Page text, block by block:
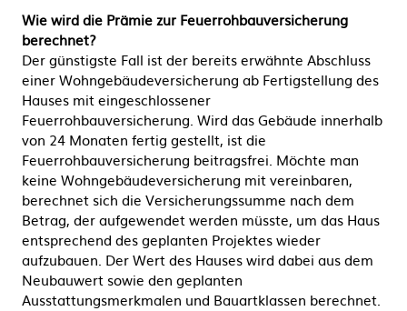
Wie wird die Prämie zur Feuerrohbauversicherung
berechnet?
Der günstigste Fall ist der bereits erwähnte Abschluss
einer Wohngebäudeversicherung ab Fertigstellung des
Hauses mit eingeschlossener
Feuerrohbauversicherung. Wird das Gebäude innerhalb
von 24 Monaten fertig gestellt, ist die
Feuerrohbauversicherung beitragsfrei. Möchte man
keine Wohngebäudeversicherung mit vereinbaren,
berechnet sich die Versicherungssumme nach dem
Betrag, der aufgewendet werden müsste, um das Haus
entsprechend des geplanten Projektes wieder
aufzubauen. Der Wert des Hauses wird dabei aus dem
Neubauwert sowie den geplanten
Ausstattungsmerkmalen und Bauartklassen berechnet.